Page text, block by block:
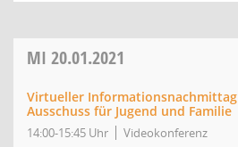
MI 20.01.2021
Virtueller Informationsnachmittag
Ausschuss für Jugend und Familie
14:00-15:45 Uhr Videokonferenz